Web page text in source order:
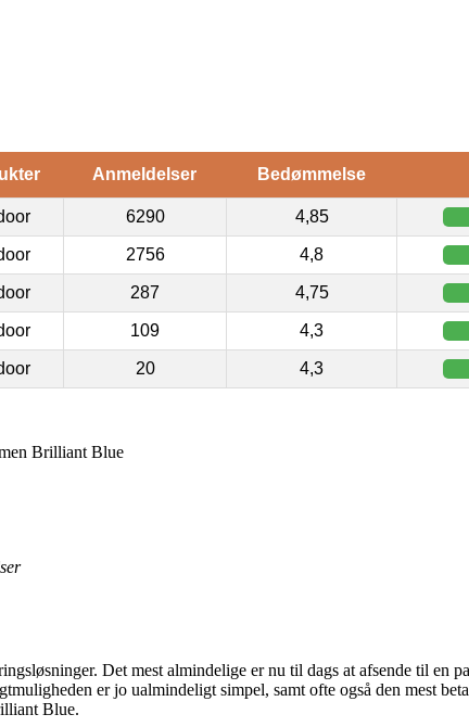
Anmeldelser Bedømmelse
6290 4,85
2756 4,8
287 4,75
109 4,3
20 4,3
Brilliant Blue
Det mest almindelige er nu til dags at afsende til en
er jo ualmindeligt simpel, samt ofte også den mest
Blue.